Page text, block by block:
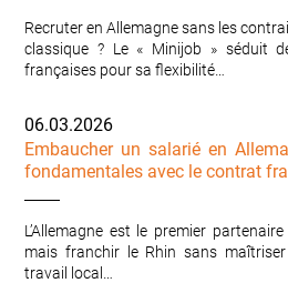
Recruter en Allemagne sans les
classique ? Le « Minijob » séduit
françaises pour sa flexibilité…
06.03.2026
Embaucher un salarié en
fondamentales avec le contrat
L’Allemagne est le premier
mais franchir le Rhin sans
travail local…